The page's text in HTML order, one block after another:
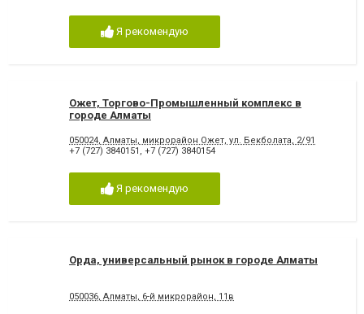
Я рекомендую
Ожет, Торгово-Промышленный комплекс в
городе Алматы
050024, Алматы, микрорайон Ожет, ул. Бекболата, 2/91
+7 (727) 3840151
+7 (727) 3840154
Я рекомендую
Орда, универсальный рынок в городе Алматы
050036, Алматы, 6-й микрорайон, 11в